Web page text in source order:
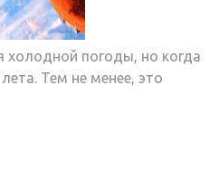
погоды, но когда
Тем не менее, это